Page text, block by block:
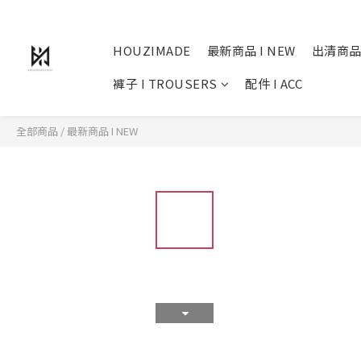
HOUZIMADE 最新商品 I NEW
出清商
褲子 I TROUSERS
配件 I ACC
全部商品 /最新商品 I NEW